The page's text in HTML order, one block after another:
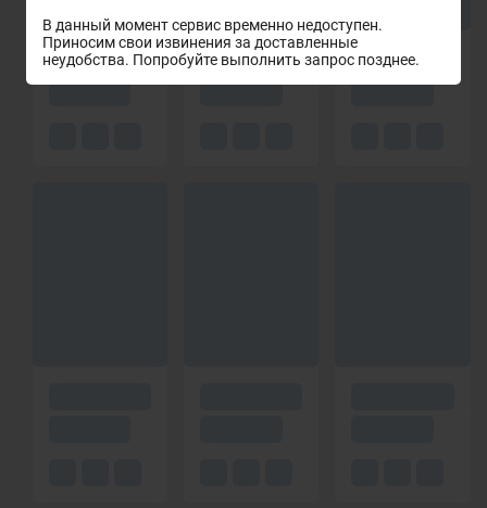
В данный момент сервис временно недоступен.
Приносим свои извинения за доставленные
неудобства. Попробуйте выполнить запрос позднее.